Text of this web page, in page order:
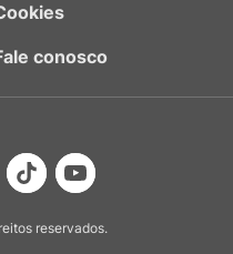
conosco
reservados.